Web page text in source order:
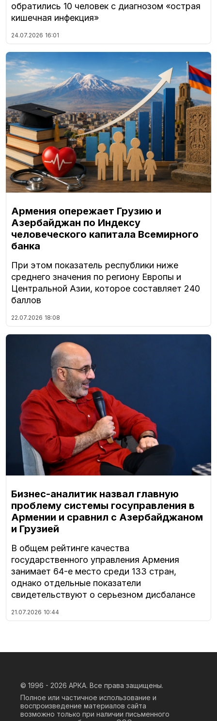
обратились 10 человек с диагнозом «острая
кишечная инфекция»
24.07.2026 16:01
Армения опережает Грузию и
Азербайджан по Индексу
человеческого капитала Всемирного
банка
При этом показатель республики ниже
среднего значения по региону Европы и
Центральной Азии, которое составляет 240
баллов
22.07.2026 18:08
Бизнес-аналитик назвал главную
проблему системы госуправления в
Армении и сравнил с Азербайджаном
и Грузией
В общем рейтинге качества
государственного управления Армения
занимает 64-е место среди 133 стран,
однако отдельные показатели
свидетельствуют о серьезном дисбалансе
21.07.2026 10:44
© 1996 - 2026 АРКА. Все права защищены.
Полное или частичное использование и
воспроизведение материалов сайта
возможно только при наличии письменного